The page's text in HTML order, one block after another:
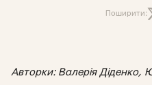
Поширити:
Авторки: Валерія Діденко,